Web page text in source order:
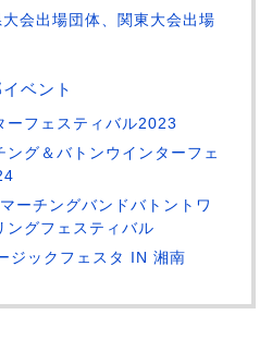
会出場団体、関東大会出場
ベント
ーフェスティバル2023
ング＆バトンウインターフェ
ーチングバンドバトントワ
ングフェスティバル
ックフェスタ IN 湘南